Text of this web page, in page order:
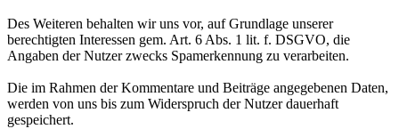
Des Weiteren behalten wir uns vor, auf Grundlage unserer
berechtigten Interessen gem. Art. 6 Abs. 1 lit. f. DSGVO, die
Angaben der Nutzer zwecks Spamerkennung zu verarbeiten.
Die im Rahmen der Kommentare und Beiträge angegebenen Daten,
werden von uns bis zum Widerspruch der Nutzer dauerhaft
gespeichert.